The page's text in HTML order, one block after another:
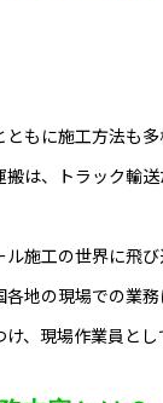
もに施工方法も多
は、トラック輸
施工の世界に飛び
地の現場での業務
、現場作業員と